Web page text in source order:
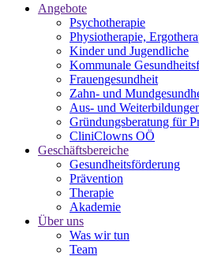
Angebote
Psychotherapie
Physiotherapie,
Kinder und Jugendliche
Kommunale
Frauengesundheit
Zahn- und
Aus- und
Gründungsberatung für
CliniClowns OÖ
Geschäftsbereiche
Gesundheitsförderung
Prävention
Therapie
Akademie
Über uns
Was wir tun
Team